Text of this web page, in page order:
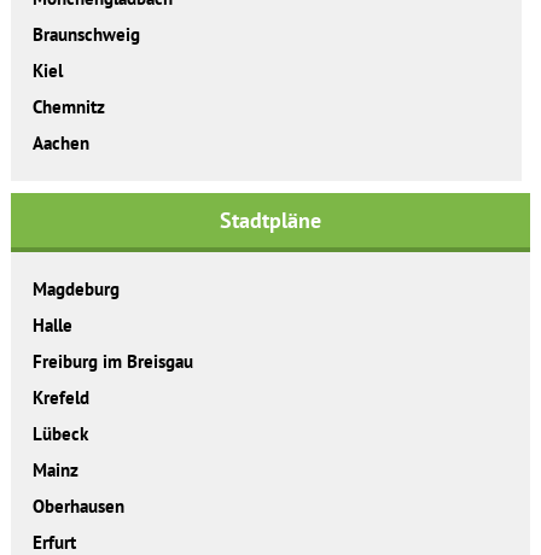
Braunschweig
Kiel
Chemnitz
Aachen
Stadtpläne
Magdeburg
Halle
Freiburg im Breisgau
Krefeld
Lübeck
Mainz
Oberhausen
Erfurt